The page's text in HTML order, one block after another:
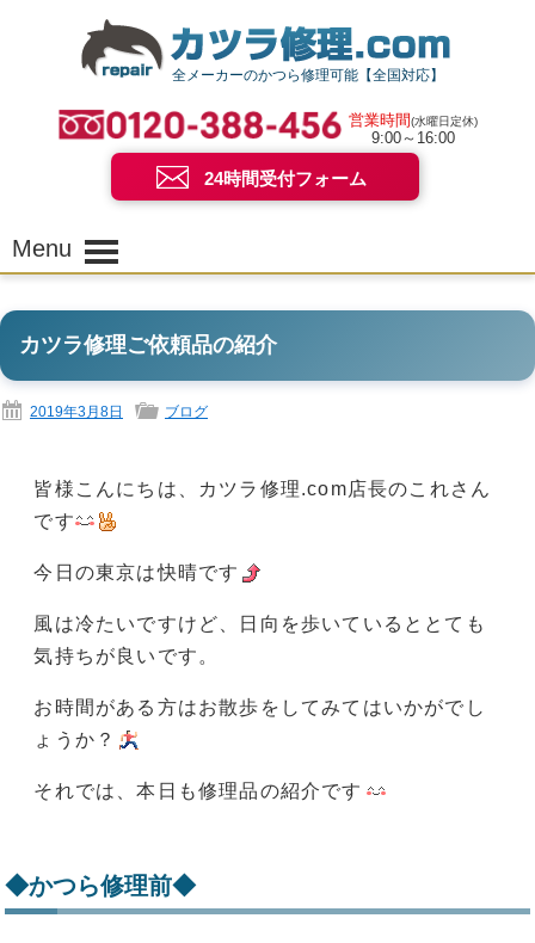
全メーカーのかつら修理可能【全国対応】
営業時間(水曜日定休)
9:00～16:00
24時間受付フォーム
Menu
カツラ修理ご依頼品の紹介
2019年3月8日 ブログ
皆様こんにちは、カツラ修理.com店長のこれさん
です
今日の東京は快晴です
風は冷たいですけど、日向を歩いているととても
気持ちが良いです。
お時間がある方はお散歩をしてみてはいかがでし
ょうか？
それでは、本日も修理品の紹介です
◆かつら修理前◆